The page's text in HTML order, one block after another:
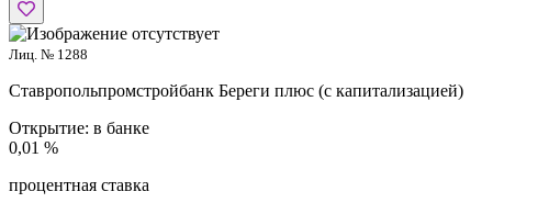
Лиц. № 1288
Ставропольпромстройбанк Береги плюс (с капитализацией)
Открытие: в банке
0,01 %
процентная ставка